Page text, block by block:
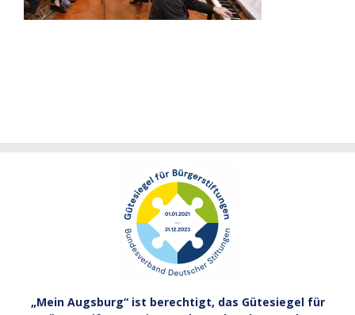
„Mein Augsburg“ ist berechtigt, das Gütesiegel für